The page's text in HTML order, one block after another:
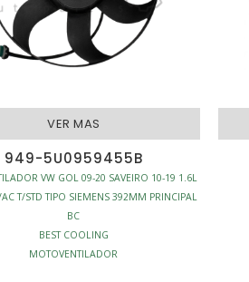
VER MAS
949-5U0959455B
VW GOL 09-20 SAVEIRO 10-19 1.6L
T/STD TIPO SIEMENS 392MM PRINCIPAL
BC
BEST COOLING
MOTOVENTILADOR